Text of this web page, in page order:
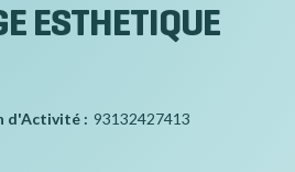
ESTHETIQUE
d'Activité : 93132427413